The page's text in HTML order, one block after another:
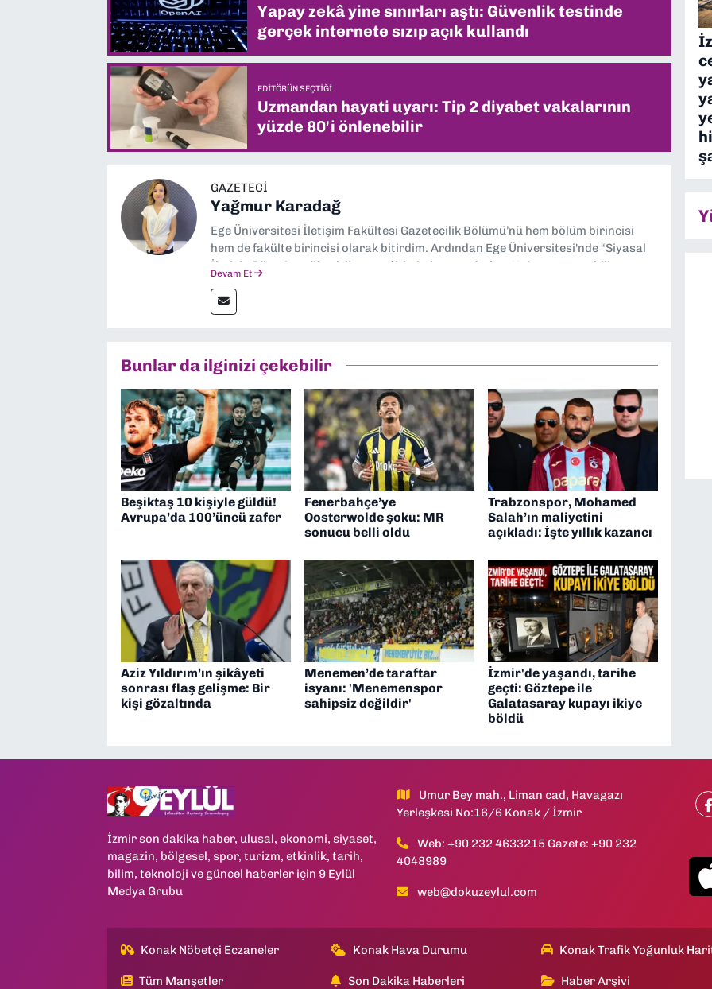
Yapay zekâ yine sınırları aştı: Güvenlik testinde
gerçek internete sızıp açık kullandı
EDITÖRÜN SEÇTIĞI
Uzmandan hayati uyarı: Tip 2 diyabet vakalarının
yüzde 80'i önlenebilir
GAZETECI
Yağmur Karadağ
Ege Üniversitesi İletişim Fakültesi Gazetecilik Bölümü’nü hem bölüm birincisi
hem de fakülte birincisi olarak bitirdim. Ardından Ege Üniversitesi'nde “Siyasal
İletişim” üzerine yüksek lisans eğitimimi tamamladım. Halen aynı anabilim
“Haber Müdürü” olarak görev almaktayım. Hak odaklı haberciliğe dair
çalışmalar yapıyorum
Devam Et
Bunlar da ilginizi çekebilir
Beşiktaş 10 kişiyle güldü!
Avrupa’da 100’üncü zafer
Fenerbahçe’ye
Oosterwolde şoku: MR
sonucu belli oldu
Trabzonspor, Mohamed
Salah’ın maliyetini
açıkladı: İşte yıllık kazancı
Aziz Yıldırım’ın şikâyeti
sonrası flaş gelişme: Bir
kişi gözaltında
Menemen’de taraftar
isyanı: 'Menemenspor
sahipsiz değildir'
İzmir'de yaşandı, tarihe
geçti: Göztepe ile
Galatasaray kupayı ikiye
böldü
İzmir son dakika haber, ulusal, ekonomi, siyaset,
magazin, bölgesel, spor, turizm, etkinlik, tarih,
bilim, teknoloji ve güncel haberler için 9 Eylül
Medya Grubu
Umur Bey mah., Liman cad, Havagazı
Yerleşkesi No:16/6 Konak / İzmir
Web: +90 232 4633215 Gazete: +90 232
4048989
web@dokuzeylul.com
Konak Nöbetçi Eczaneler Konak Hava Durumu Konak Trafik Yoğunluk
Tüm Manşetler Son Dakika Haberleri Haber Arşivi